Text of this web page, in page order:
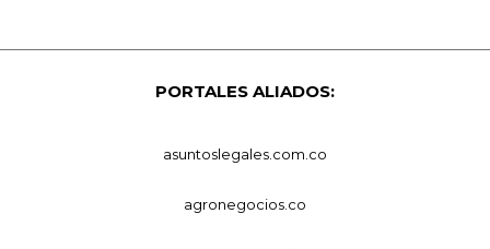
PORTALES ALIADOS:
asuntoslegales.com.co
agronegocios.co